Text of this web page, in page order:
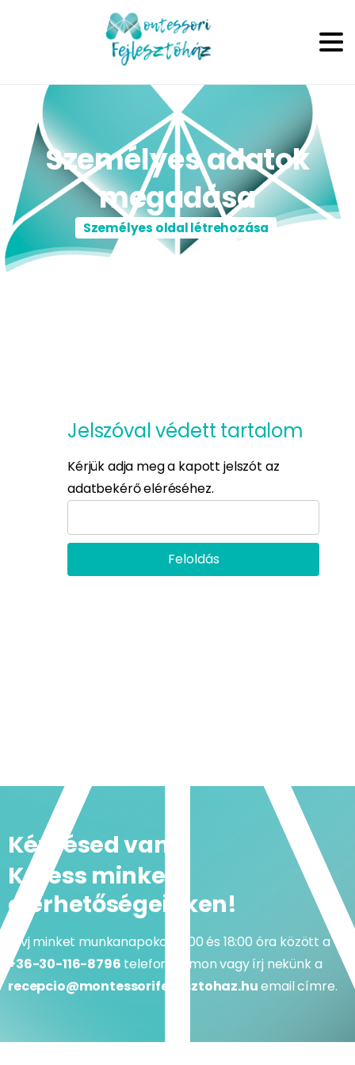
Személyesadatok
megadása
Személyes oldal létrehozása
Jelszóval védett tartalom
Kérjük adja meg a kapott jelszót az
adatbekérő eléréséhez.
Feloldás
Kérdésed van?
Keress minket
elérhetőségeinken!
Hívj minket munkanapokon 9:00 és 18:00 óra között a
+36-30-116-8796 telefonszámon vagy írj nekünk a
recepcio@montessorifejlesztohaz.huemail címre.